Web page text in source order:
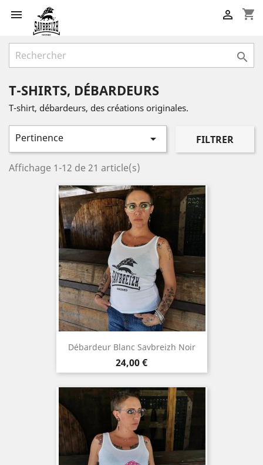
 shopping_cart


T-SHIRTS, DÉBARDEURS
T-shirt, débardeurs, des créations originales.
Pertinence  FILTRER
Affichage 1-12 de 21 article(s)
Débardeur Blanc Savbreizh Noir
Prix
24,00 €